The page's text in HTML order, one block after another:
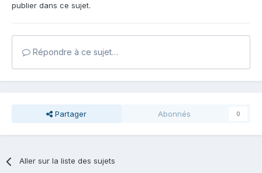
publier dans ce sujet.
Répondre à ce sujet…
Partager Abonnés 0
Aller sur la liste des sujets